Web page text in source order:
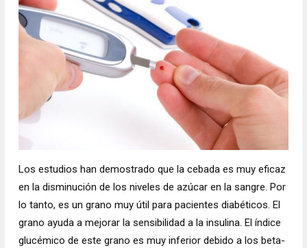
Los estudios han demostrado que la cebada es muy eficaz
en la disminución de los niveles de azúcar en la sangre. Por
lo tanto, es un grano muy útil para pacientes diabéticos. El
grano ayuda a mejorar la sensibilidad a la insulina. El índice
glucémico de este grano es muy inferior debido a los beta-